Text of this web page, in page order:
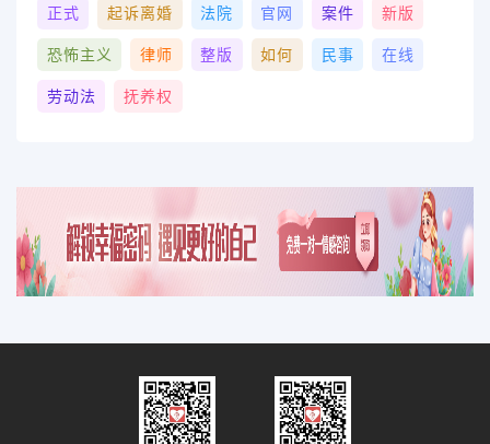
正式 起诉离婚 法院 官网 案件 新版
恐怖主义 律师 整版 如何 民事 在线
劳动法 抚养权